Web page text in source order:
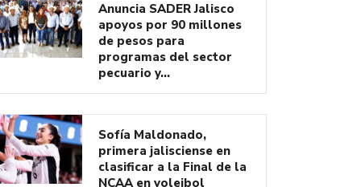
Anuncia SADER Jalisco
apoyos por 90 millones
de pesos para
programas del sector
pecuario y…
Sofía Maldonado,
primera jalisciense en
clasificar a la Final de la
NCAA en voleibol